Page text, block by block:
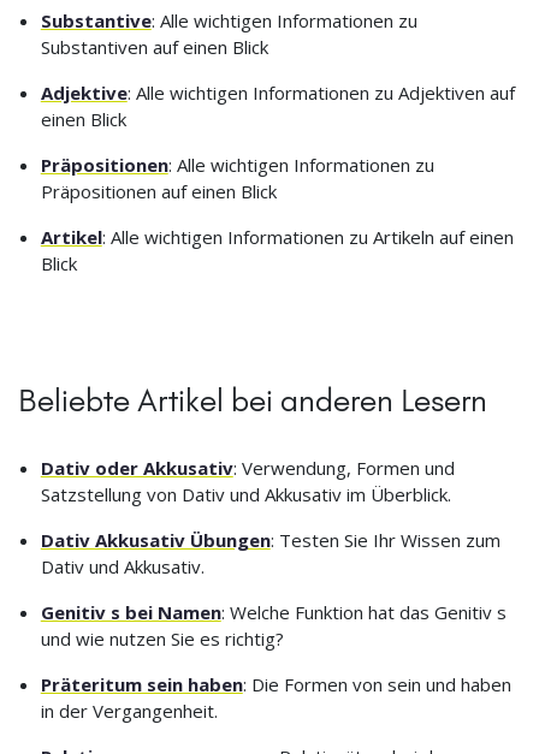
Substantive: Alle wichtigen Informationen zu
Substantiven auf einen Blick
Adjektive: Alle wichtigen Informationen zu Adjektiven auf
einen Blick
Präpositionen: Alle wichtigen Informationen zu
Präpositionen auf einen Blick
Artikel: Alle wichtigen Informationen zu Artikeln auf einen
Blick
Beliebte Artikel bei anderen Lesern
Dativ oder Akkusativ: Verwendung, Formen und
Satzstellung von Dativ und Akkusativ im Überblick.
Dativ Akkusativ Übungen: Testen Sie Ihr Wissen zum
Dativ und Akkusativ.
Genitiv s bei Namen: Welche Funktion hat das Genitiv s
und wie nutzen Sie es richtig?
Präteritum sein haben: Die Formen von sein und haben
in der Vergangenheit.